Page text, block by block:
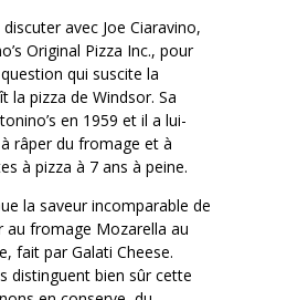
discuter avec Joe Ciaravino,
Original Pizza Inc., pour
qui suscite la
la pizza de Windsor. Sa
en 1959 et il a lui-
râper du fromage et à
à pizza à 7 ans à peine.
la saveur incomparable de
au fromage Mozarella au
fait par Galati Cheese.
distinguent bien sûr cette